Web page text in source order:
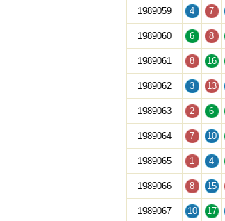
1989059 4 7
1989060 6 8
1989061 8 16
1989062 3 13
1989063 2 6
1989064 7 10
1989065 1 4
1989066 8 15
1989067 10 17